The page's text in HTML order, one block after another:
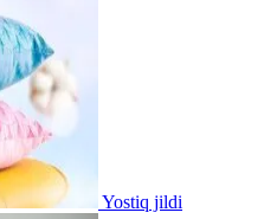
Yostiq jildi